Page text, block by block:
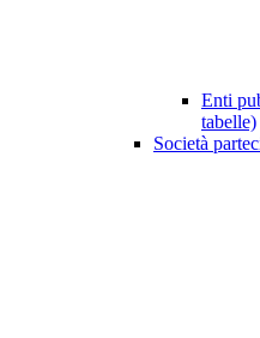
Enti
tabelle)
Società